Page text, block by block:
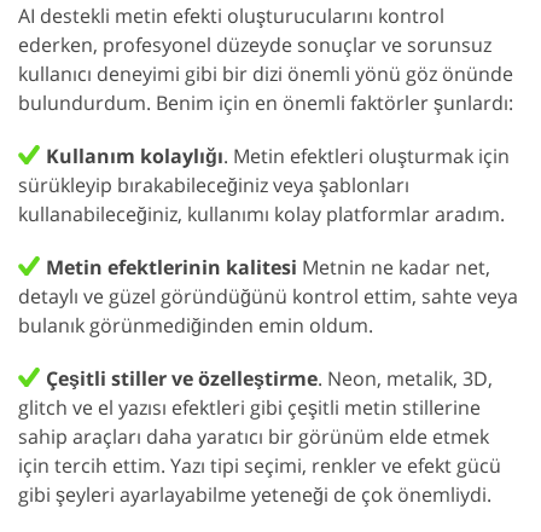
AI destekli metin efekti oluşturucularını kontrol
ederken, profesyonel düzeyde sonuçlar ve sorunsuz
kullanıcı deneyimi gibi bir dizi önemli yönü göz önünde
bulundurdum. Benim için en önemli faktörler şunlardı:
Kullanım kolaylığı. Metin efektleri oluşturmak için
sürükleyip bırakabileceğiniz veya şablonları
kullanabileceğiniz, kullanımı kolay platformlar aradım.
Metin efektlerinin kalitesi Metnin ne kadar net,
detaylı ve güzel göründüğünü kontrol ettim, sahte veya
bulanık görünmediğinden emin oldum.
Çeşitli stiller ve özelleştirme. Neon, metalik, 3D,
glitch ve el yazısı efektleri gibi çeşitli metin stillerine
sahip araçları daha yaratıcı bir görünüm elde etmek
için tercih ettim. Yazı tipi seçimi, renkler ve efekt gücü
gibi şeyleri ayarlayabilme yeteneği de çok önemliydi.